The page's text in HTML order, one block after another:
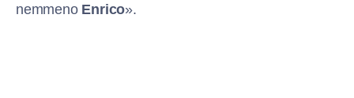
nemmeno Enrico».